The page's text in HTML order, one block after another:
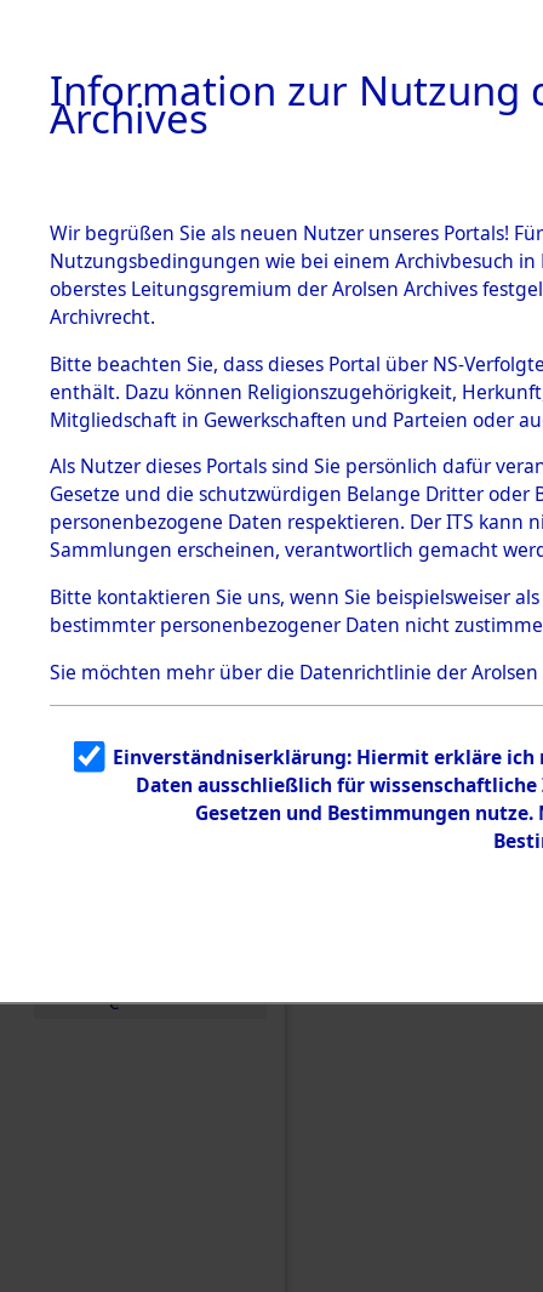
BESTÄNDE
1.
mente
5. Verschiedenes
5.3
Todesmärsche
5.3.1 Alliierte
Erhebungen
zu
Todesmärsch
en
5.3.2
g
5.3.3
Todesmärsch
e
Baden-
Information zur Nutzung
Archives
Wir begrüßen Sie als neuen Nutzer unseres Portals!
Nutzungsbedingungen wie bei einem Archivbesuch
oberstes Leitungsgremium der Arolsen Archives
Archivrecht.
Bitte beachten Sie, dass dieses Portal über NS-
enthält. Dazu können Religionszugehörigkeit,
Mitgliedschaft in Gewerkschaften und Parteien oder
Als Nutzer dieses Portals sind Sie persönlich dafür
Gesetze und die schutzwürdigen Belange Dritter
personenbezogene Daten respektieren. Der ITS
Sammlungen erscheinen, verantwortlich gemacht
Bitte kontaktieren Sie uns, wenn Sie beispielsweiser
bestimmter personenbezogener Daten nicht
Sie möchten mehr über die Datenrichtlinie der Arolsen
Einverständniserklärung: Hiermit erkläre ich
Daten ausschließlich für
Gesetzen und Bestimmungen